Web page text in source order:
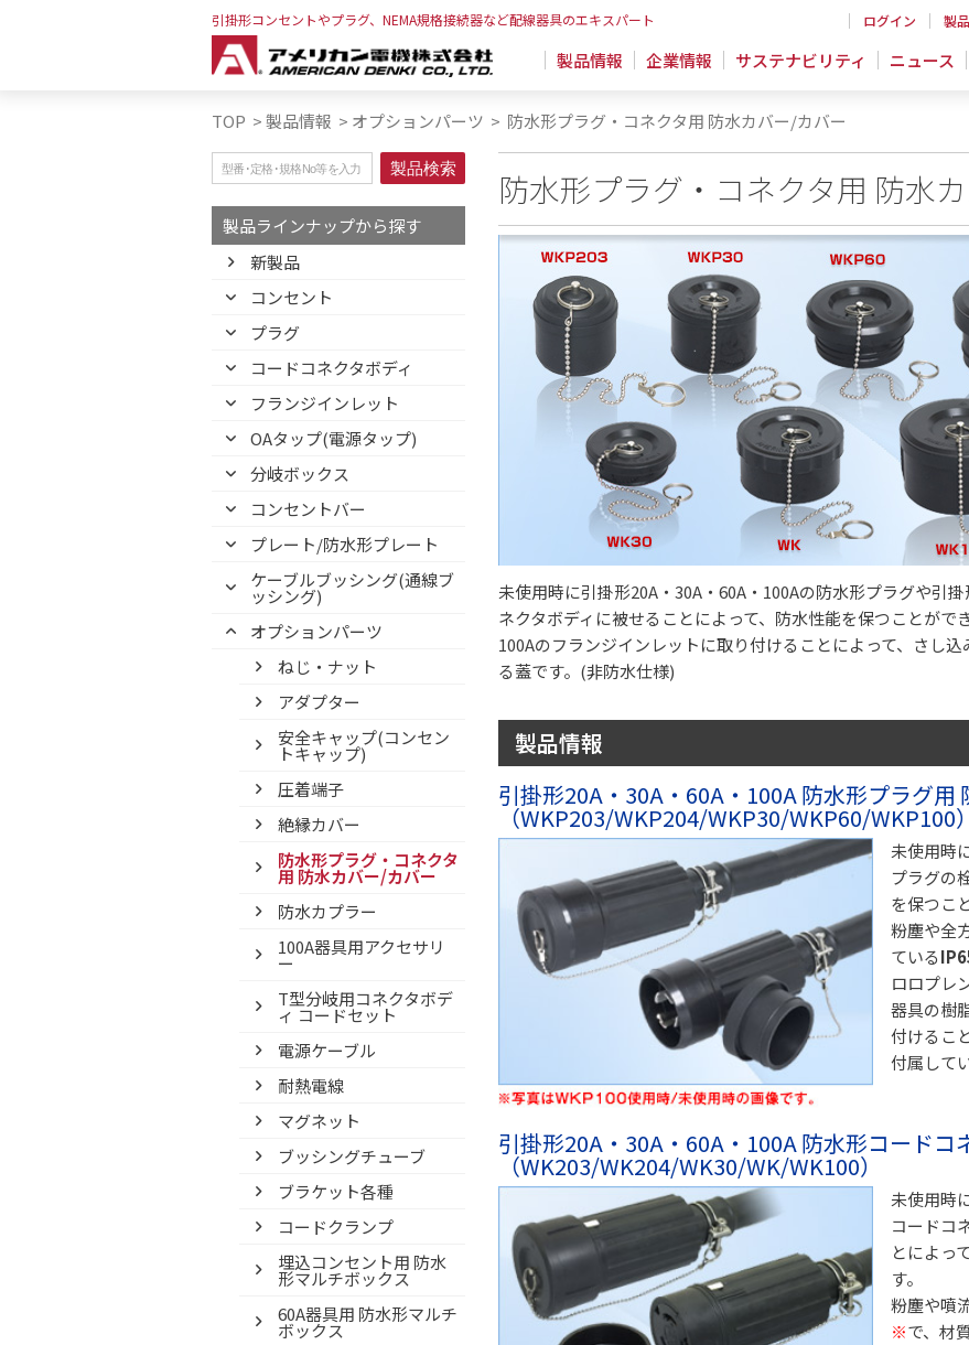
引掛形コンセントやプラグ、NEMA規格接続器など配線器具のエキスパート ログイン 製
製品情報 企業情報 サステナビリティ ニュース
TOP >製品情報 > オプションパーツ > 防水形プラグ・コネクタ用 防水カバー/カバー
製品ラインナップから探す
新製品
コンセント
プラグ
コードコネクタボディ
フランジインレット
OAタップ(電源タップ)
分岐ボックス
コンセントバー
プレート/防水形プレート
ケーブルブッシング(通線ブ
ッシング)
オプションパーツ
ねじ・ナット
アダプター
安全キャップ(コンセン
トキャップ)
圧着端子
絶縁カバー
防水形プラグ・コネクタ
用 防水カバー/カバー
防水カプラー
100A器具用アクセサリ
ー
T型分岐用コネクタボデ
ィ コードセット
電源ケーブル
耐熱電線
マグネット
ブッシングチューブ
ブラケット各種
コードクランプ
埋込コンセント用 防水
形マルチボックス
60A器具用 防水形マルチ
ボックス
防水形プラグ・コネクタ用 防水
未使用時に引掛形20A・30A・60A・100Aの防水形プラグや引
ネクタボディに被せることによって、防水性能を保つことがで
100Aのフランジインレットに取り付けることによって、さし
る蓋です。(非防水仕様)
製品情報
引掛形20A・30A・60A・100A 防水形プラグ用
（WKP203/WKP204/WKP30/WKP60/WKP100）
未使用時
プラグの
を保つこ
粉塵や全
ている
ロロプレ
器具の樹
付けるこ
付属して
引掛形20A・30A・60A・100A 防水形コードコ
（WK203/WK204/WK30/WK/WK100）
未使用時
コードコ
とによっ
す。
粉塵や噴
※で、材